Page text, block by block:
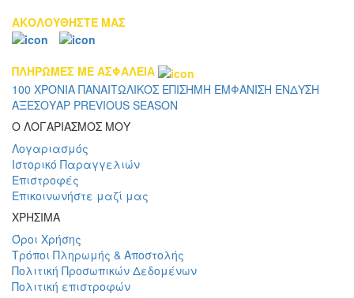
ΑΚΟΛΟΥΘΗΣΤΕ ΜΑΣ
ΠΛΗΡΩΜΕΣ ΜΕ ΑΣΦΑΛΕΙΑ
100 ΧΡΟΝΙΑ ΠΑΝΑΙΤΩΛΙΚΟΣ ΕΠΙΣΗΜΗ ΕΜΦΑΝΙΣΗ ΕΝΔΥΣΗ
ΑΞΕΣΟΥΑΡ PREVIOUS SEASON
Ο ΛΟΓΑΡΙΑΣΜΟΣ ΜΟΥ
Λογαριασμός
Ιστορικό Παραγγελιών
Επιστροφές
Επικοινωνήστε μαζί μας
ΧΡΗΣΙΜΑ
Όροι Χρήσης
Τρόποι Πληρωμής & Αποστολής
Πολιτική Προσωπικών Δεδομένων
Πολιτική επιστροφών